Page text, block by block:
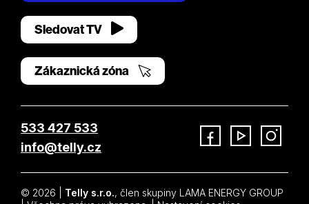
Sledovat TV
Zákaznická zóna
533 427 533
info@telly.cz
© 2026 | Telly s.r.o., člen skupiny LAMA ENERGY GROUP